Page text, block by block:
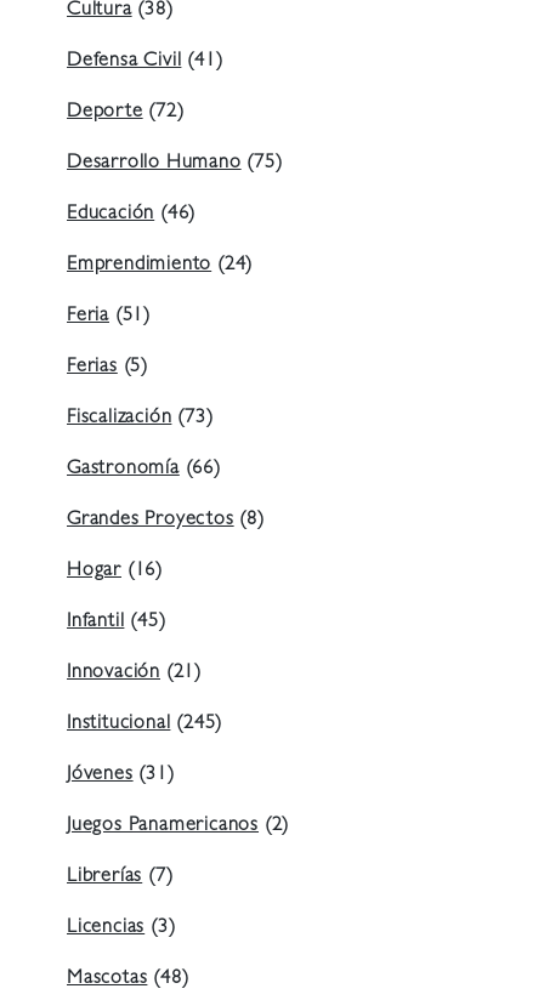
Cultura(38)
Defensa Civil (41)
Deporte (72)
Desarrollo Humano (75)
Educación (46)
Emprendimiento (24)
Feria (51)
Ferias (5)
Fiscalización (73)
Gastronomía(66)
Grandes Proyectos (8)
Hogar (16)
Infantil (45)
Innovación (21)
Institucional (245)
Jóvenes (31)
Juegos Panamericanos (2)
Librerías (7)
Licencias (3)
Mascotas (48)